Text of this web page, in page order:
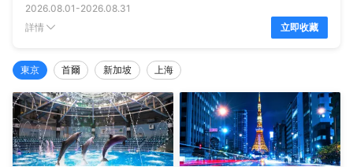
2026.08.01 -2026.08.31
詳情 立即收藏
東京 首爾 新加坡 上海